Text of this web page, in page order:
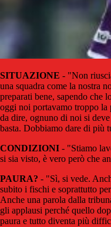
SITUAZIONE - "Non
una squadra come la nostra
preparati bene, sapendo che
oggi noi portavamo troppo
da dire, ognuno di noi si
basta. Dobbiamo dare di più
CONDIZIONI - "Stiamo
si sia visto, è vero però che
PAURA? - "Sì, si vede.
subito i fischi e soprattutto
Anche una parola dalla
gli applausi perché quello
paura e tutto diventa più